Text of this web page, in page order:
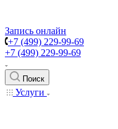
Запись онлайн
+7 (499) 229-99-69
+7 (499) 229-99-69
Поиск
Услуги